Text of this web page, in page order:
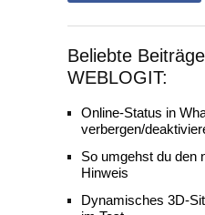
Beliebte
WEBLOGIT:
Online-Status in
verbergen/
So umgehst du den
Hinweis
Dynamisches 3D-